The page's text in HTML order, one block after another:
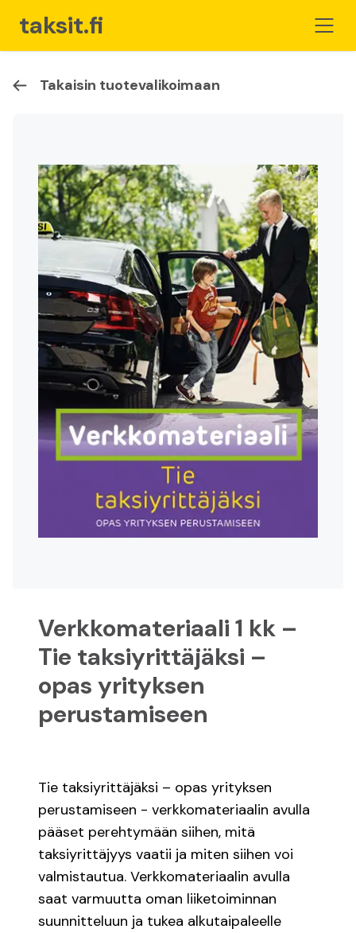
taksit.fi
Taksiammattilaisille
Kauppa
Ostoskori
Liity jäseneksi
Rekisteröidy
Kirjaudu sisään
Suomeksi
På svenska
Takaisin tuotevalikoimaan
Verkkomateriaali 1 kk –
Tie taksiyrittäjäksi –
opas yrityksen
perustamiseen
Tie taksiyrittäjäksi – opas yrityksen
perustamiseen - verkkomateriaalin avulla
pääset perehtymään siihen, mitä
taksiyrittäjyys vaatii ja miten siihen voi
valmistautua. Verkkomateriaalin avulla
saat varmuutta oman liiketoiminnan
suunnitteluun ja tukea alkutaipaleelle